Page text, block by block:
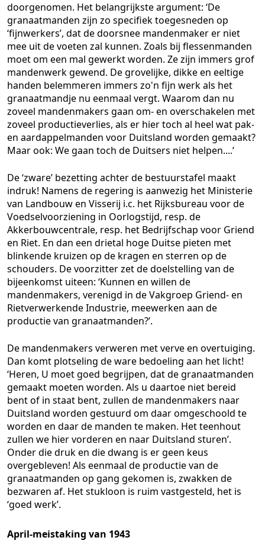
doorgenomen. Het belangrijkste argument: ‘De
granaatmanden zijn zo specifiek toegesneden op
‘fijnwerkers’, dat de doorsnee mandenmaker er niet
mee uit de voeten zal kunnen. Zoals bij flessenmanden
moet om een mal gewerkt worden. Ze zijn immers grof
mandenwerk gewend. De grovelijke, dikke en eeltige
handen belemmeren immers zo'n fijn werk als het
granaatmandje nu eenmaal vergt. Waarom dan nu
zoveel mandenmakers gaan om- en overschakelen met
zoveel productieverlies, als er hier toch al heel wat pak-
en aardappelmanden voor Duitsland worden gemaakt?
Maar ook: We gaan toch de Duitsers niet helpen....’
De ‘zware’ bezetting achter de bestuurstafel maakt
indruk! Namens de regering is aanwezig het Ministerie
van Landbouw en Visserij i.c. het Rijksbureau voor de
Voedselvoorziening in Oorlogstijd, resp. de
Akkerbouwcentrale, resp. het Bedrijfschap voor Griend
en Riet. En dan een drietal hoge Duitse pieten met
blinkende kruizen op de kragen en sterren op de
schouders. De voorzitter zet de doelstelling van de
bijeenkomst uiteen: ‘Kunnen en willen de
mandenmakers, verenigd in de Vakgroep Griend- en
Rietverwerkende Industrie, meewerken aan de
productie van granaatmanden?’.
De mandenmakers verweren met verve en overtuiging.
Dan komt plotseling de ware bedoeling aan het licht!
‘Heren, U moet goed begrijpen, dat de granaatmanden
gemaakt moeten worden. Als u daartoe niet bereid
bent of in staat bent, zullen de mandenmakers naar
Duitsland worden gestuurd om daar omgeschoold te
worden en daar de manden te maken. Het teenhout
zullen we hier vorderen en naar Duitsland sturen’.
Onder die druk en die dwang is er geen keus
overgebleven! Als eenmaal de productie van de
granaatmanden op gang gekomen is, zwakken de
bezwaren af. Het stukloon is ruim vastgesteld, het is
‘goed werk’.
April-meistaking van 1943